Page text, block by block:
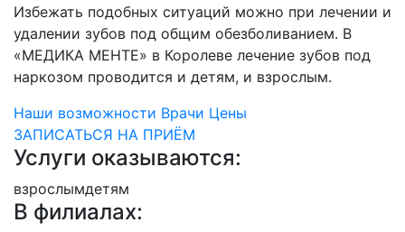
Избежать подобных ситуаций можно при лечении и
удалении зубов под общим обезболиванием. В
«МЕДИКА МЕНТЕ» в Королеве лечение зубов под
наркозом проводится и детям, и взрослым.
Наши возможности Врачи Цены
ЗАПИСАТЬСЯ НА ПРИЁМ
Услуги оказываются:
взрослымдетям
В филиалах: